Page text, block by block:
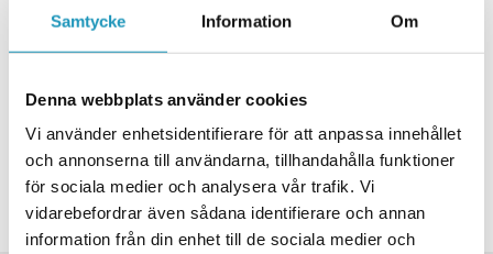
Samtycke Information Om
Denna webbplats använder cookies
Vi använder enhetsidentifierare för att anpassa innehållet
och annonserna till användarna, tillhandahålla funktioner
för sociala medier och analysera vår trafik. Vi
vidarebefordrar även sådana identifierare och annan
information från din enhet till de sociala medier och
ONLINELAGER
BESTÄLLNINGSVARA
Lägsta pris de senaste 30-dagarna: 552 kr
Leverans- & Returinformation
Spara produkt
Frågor om produkten?